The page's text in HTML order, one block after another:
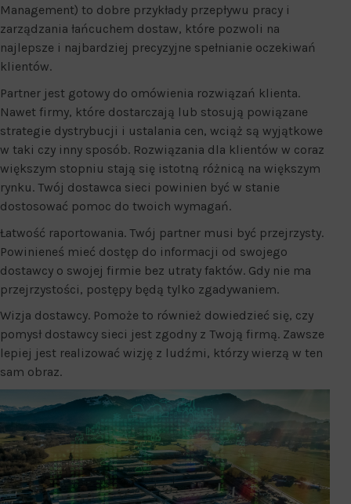
Management) to dobre przykłady przepływu pracy i
zarządzania łańcuchem dostaw, które pozwoli na
najlepsze i najbardziej precyzyjne spełnianie oczekiwań
klientów.
Partner jest gotowy do omówienia rozwiązań klienta.
Nawet firmy, które dostarczają lub stosują powiązane
strategie dystrybucji i ustalania cen, wciąż są wyjątkowe
w taki czy inny sposób. Rozwiązania dla klientów w coraz
większym stopniu stają się istotną różnicą na większym
rynku. Twój dostawca sieci powinien być w stanie
dostosować pomoc do twoich wymagań.
Łatwość raportowania. Twój partner musi być przejrzysty.
Powinieneś mieć dostęp do informacji od swojego
dostawcy o swojej firmie bez utraty faktów. Gdy nie ma
przejrzystości, postępy będą tylko zgadywaniem.
Wizja dostawcy. Pomoże to również dowiedzieć się, czy
pomysł dostawcy sieci jest zgodny z Twoją firmą. Zawsze
lepiej jest realizować wizję z ludźmi, którzy wierzą w ten
sam obraz.